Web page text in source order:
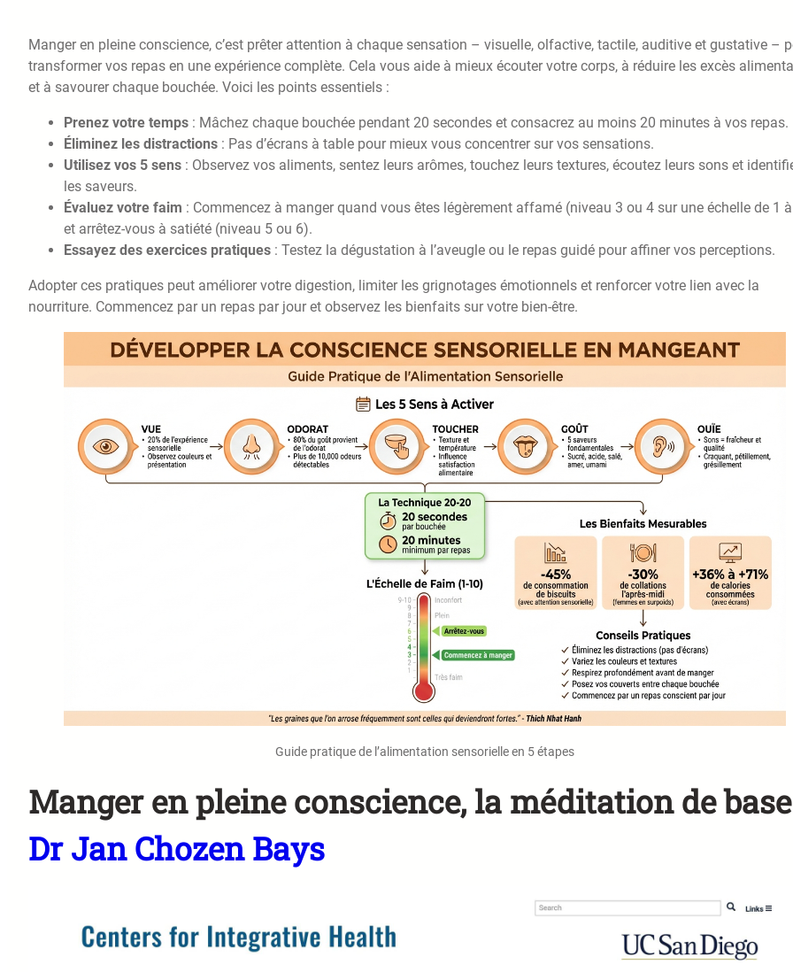
Manger en pleine conscience, c’est prêter attention à chaque sensation – visuelle, olfactive, tactile, auditive et gustative –
transformer vos repas en une expérience complète. Cela vous aide à mieux écouter votre corps, à réduire les excès
et à savourer chaque bouchée. Voici les points essentiels :
Prenez votre temps : Mâchez chaque bouchée pendant 20 secondes et consacrez au moins 20 minutes à vos repas.
Éliminez les distractions : Pas d’écrans à table pour mieux vous concentrer sur vos sensations.
Utilisez vos 5 sens : Observez vos aliments, sentez leurs arômes, touchez leurs textures, écoutez leurs sons et
les saveurs.
Évaluez votre faim : Commencez à manger quand vous êtes légèrement affamé (niveau 3 ou 4 sur une échelle de 1
et arrêtez-vous à satiété (niveau 5 ou 6).
Essayez des exercices pratiques : Testez la dégustation à l’aveugle ou le repas guidé pour affiner vos perceptions.
Adopter ces pratiques peut améliorer votre digestion, limiter les grignotages émotionnels et renforcer votre lien avec la
nourriture. Commencez par un repas par jour et observez les bienfaits sur votre bien-être.
Guide pratique de l’alimentation sensorielle en 5 étapes
Manger en pleine conscience, la méditation de
Dr Jan Chozen Bays